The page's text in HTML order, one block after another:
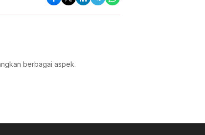
berbagai aspek.